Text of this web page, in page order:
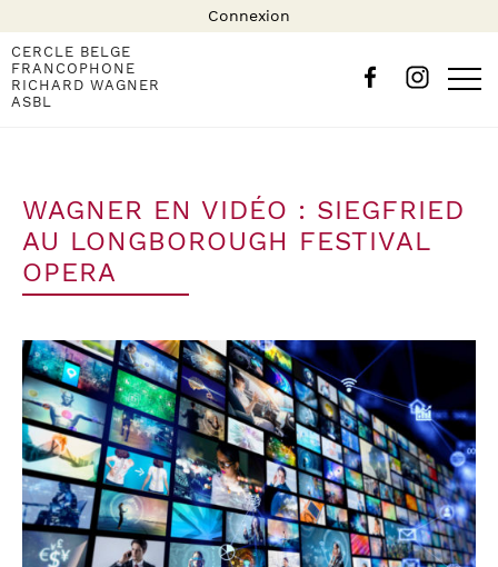
Connexion
CERCLE BELGE
FRANCOPHONE
RICHARD WAGNER
ASBL
WAGNER EN VIDÉO : SIEGFRIED
AU LONGBOROUGH FESTIVAL
OPERA